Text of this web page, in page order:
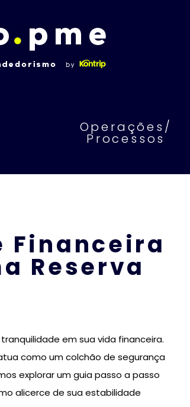
Operações/
Processos
Financeira
Reserva
em sua vida financeira.
como um colchão de segurança
explorar um guia passo a passo
alicerce de sua estabilidade